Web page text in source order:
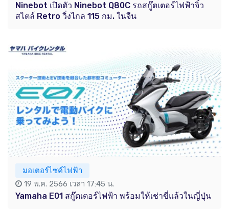
Ninebot เปิดตัว Ninebot Q80C รถสกู๊ตเตอร์ไฟฟ้าจิ๋ว
สไตล์ Retro วิ่งไกล 115 กม. ในจีน
มอเตอร์ไซค์ไฟฟ้า
19 พ.ค. 2566 เวลา 17:45 น.
Yamaha E01 สกู๊ตเตอร์ไฟฟ้า พร้อมให้เช่าขี่แล้วในญี่ปุ่น